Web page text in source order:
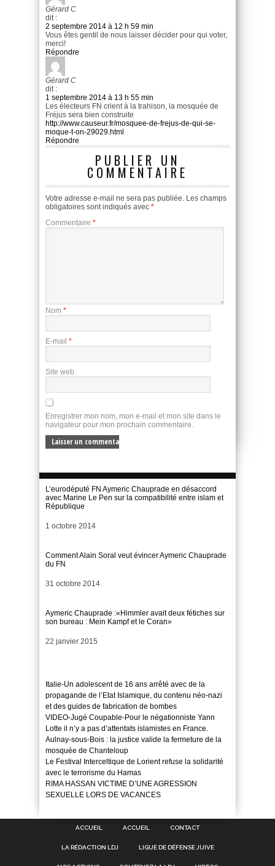
Gérard C
dit :
2 septembre 2014 à 12 h 59 min
Vous êtes gentil de nous laisser décider pour qui voter,
merci!
Répondre
Gérard C
dit :
1 septembre 2014 à 13 h 55 min
Les électeurs FN crient à la trahison, la mosquée de
Fréjus sera bien construite
http://www.causeur.fr/mosquee-de-frejus-de-qui-se-
moque-t-on-29029.html
Répondre
PUBLIER UN
COMMENTAIRE
Votre adresse e-mail ne sera pas publiée. Les champs
obligatoires sont indiqués avec *
Commentaire *
Nom *
E-mail *
Site web
Enregistrer mon nom, mon e-mail et mon site dans le
navigateur pour mon prochain commentaire.
L’eurodéputé FN Aymeric Chauprade en désaccord
avec Marine Le Pen sur la compatibilité entre islam et
République
Date
1 octobre 2014
Comment Alain Soral veut évincer Aymeric Chauprade
du FN
Date
31 octobre 2014
Aymeric Chauprade :«Himmler avait deux fétiches sur
son bureau : Mein Kampf et le Coran»
Date
22 janvier 2015
Italie-Un adolescent de 16 ans arrêté avec de la
propagande de l’Etat Islamique, du contenu néo-nazi
et des guides de fabrication de bombes
VIDEO-Jugé Coupable-Pour le négationniste Yann
Lotte il n’y a pas d’attentats islamistes en France.
Aulnay-sous-Bois : la justice valide la fermeture de la
mosquée de Chanteloup
Le Festival Interceltique de Lorient refuse la solidarité
avec le terrorisme du Hamas
RIMA HASSAN VICTIME D’UNE AGRESSION
SEXUELLE LORS DE VACANCES
ACCUEIL ACCUEIL CONTACT
LA RÉDACTION LDJ LIGUE DE DÉFENSE JUIVE